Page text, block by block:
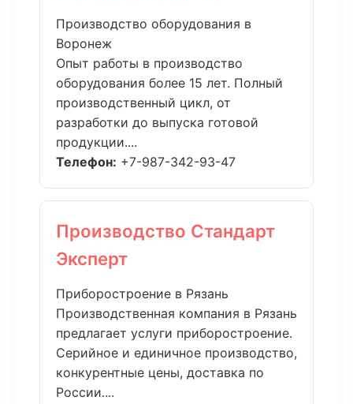
Производство оборудования в
Воронеж
Опыт работы в производство
оборудования более 15 лет. Полный
производственный цикл, от
разработки до выпуска готовой
продукции....
Телефон: +7-987-342-93-47
Производство Стандарт
Эксперт
Приборостроение в Рязань
Производственная компания в Рязань
предлагает услуги приборостроение.
Серийное и единичное производство,
конкурентные цены, доставка по
России....